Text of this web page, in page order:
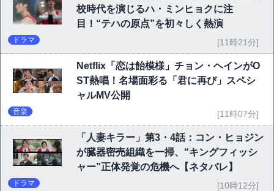
校時代を演じるハ・ミンヒョクに注
目！“テハの原点”を初々しく熱演
ドラマ [11時21分]
Netflix「恋は飴模様」チョン・ヘインがO
ST熱唱！名場面彩る「君に再び」スペシ
ャルMV公開
音楽 [11時07分]
「人妻キラー」第3・4話：コン・ヒョジン
が臓器密売組織を一掃、“キングフィッシ
ャー”正体発覚の危機へ【ネタバレ】
ドラマ [10時12分]